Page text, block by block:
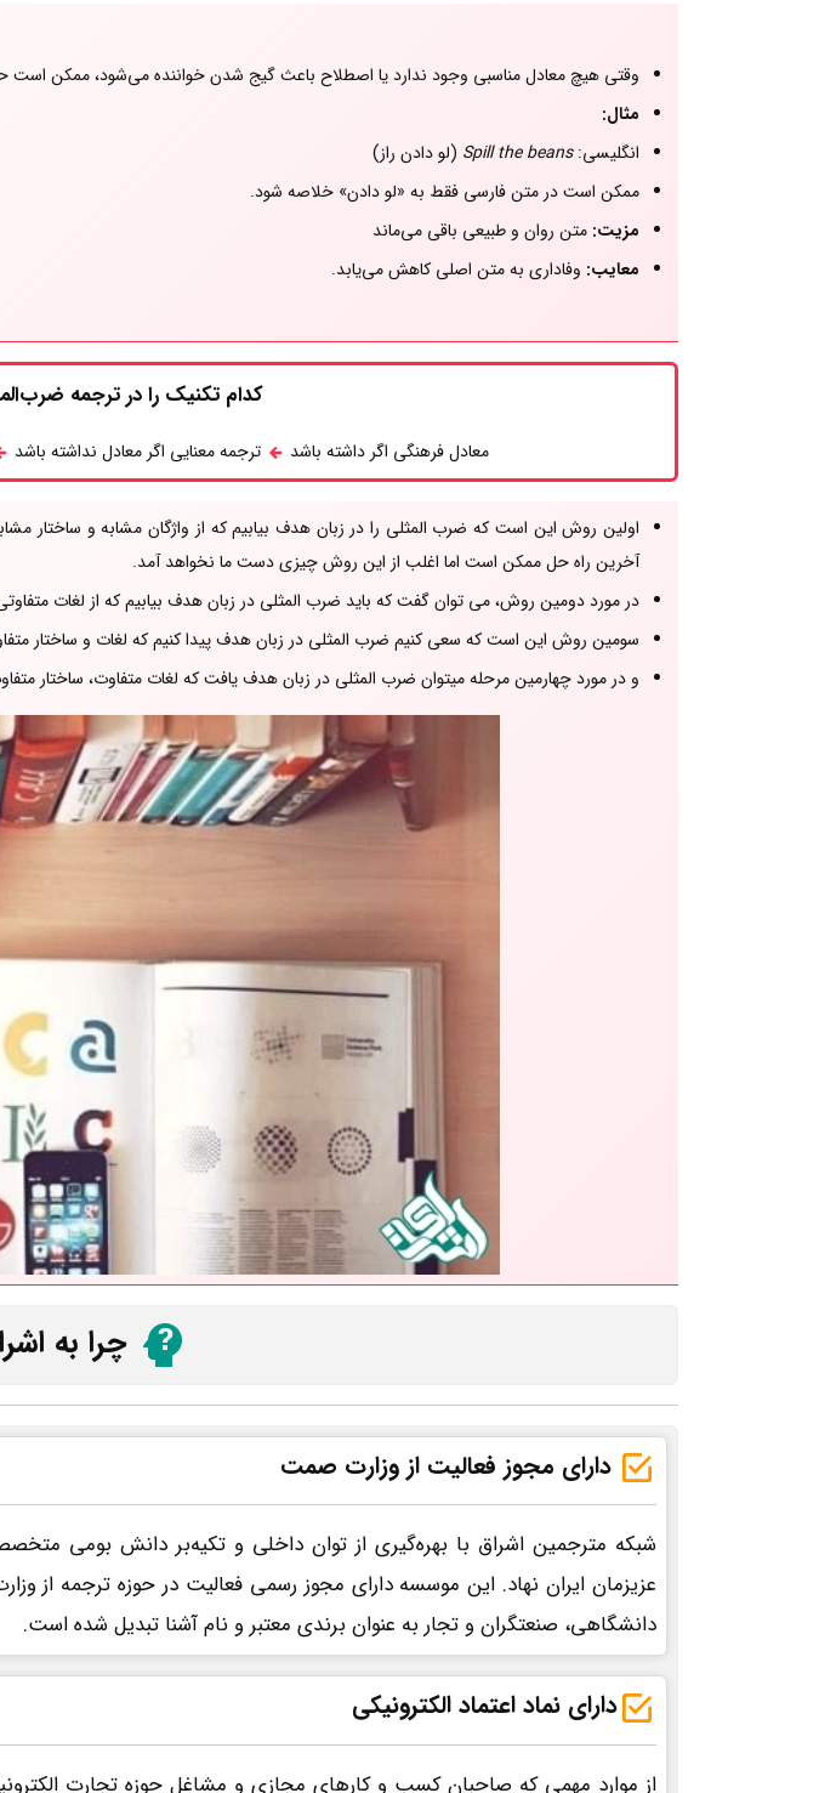
وقتی هیچ معادل مناسبی وجود ندارد یا اصطلاح باعث گیج شدن خواننده می‌شود، ممکن است
مثال:
انگلیسی:Spill the beans (لو دادن راز)
ممکن است در متن فارسی فقط به «لو دادن» خلاصه شود.
مزیت: متن روان و طبیعی باقی می‌ماند
معایب: وفاداری به متن اصلی کاهش می‌یابد.
کدام تکنیک را در ترجمه
معادل فرهنگی اگر داشته باشد ترجمه معنایی اگر معادل نداشته باشد
اولین روش این است که ضرب المثلی را در زبان هدف بیابیم که از واژگان مشابه و ساختار
آخرین راه حل ممکن است اما اغلب از این روش چیزی دست ما نخواهد آمد.
در مورد دومین روش، می توان گفت که باید ضرب المثلی در زبان هدف بیابیم که از لغات
سومین روش این است که سعی کنیم ضرب المثلی در زبان هدف پیدا کنیم که لغات و ساختار
و در مورد چهارمین مرحله میتوان ضرب المثلی در زبان هدف یافت که لغات متفاوت، ساختار
چرا به
دارای مجوز فعالیت از وزارت صمت
شبکه مترجمین اشراق با بهره‌گیری از توان داخلی و تکیه‌بر دانش بومی
عزیزمان ایران نهاد. این موسسه دارای مجوز رسمی فعالیت در حوزه ترجمه
دانشگاهی، صنعتگران و تجار به عنوان برندی معتبر و نام آشنا تبدیل شده است.
دارای نماد اعتماد الکترونیکی
از موارد مهمی که صاحبان کسب و کارهای مجازی و مشاغل حوزه تجارت